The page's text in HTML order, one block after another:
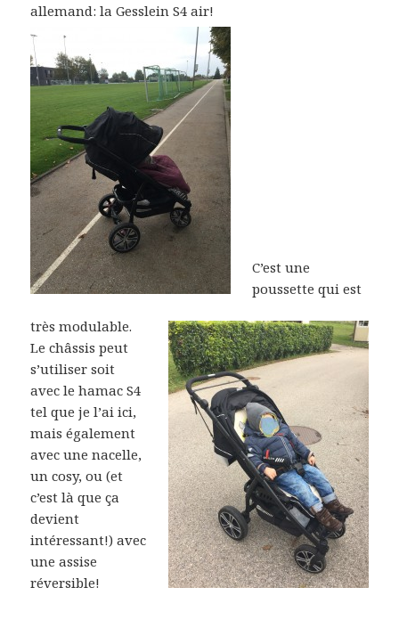
allemand: la Gesslein S4 air!
C’est une
poussette qui est
très modulable.
Le châssis peut
s’utiliser soit
avec le hamac S4
tel que je l’ai ici,
mais également
avec une nacelle,
un cosy, ou (et
c’est là que ça
devient
intéressant!) avec
une assise
réversible!